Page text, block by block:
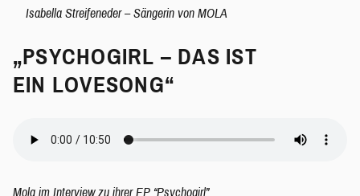
Isabella Streifeneder – Sängerin von MOLA
„PSYCHOGIRL – DAS IST
EIN LOVESONG“
Mola im Interview zu ihrer EP “Psychogirl”